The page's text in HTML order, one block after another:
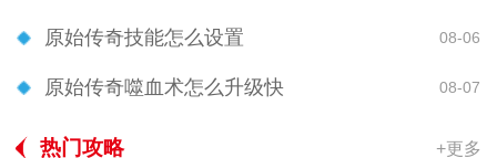
原始传奇技能怎么设置 08-06
原始传奇噬血术怎么升级快 08-07
热门攻略 +更多